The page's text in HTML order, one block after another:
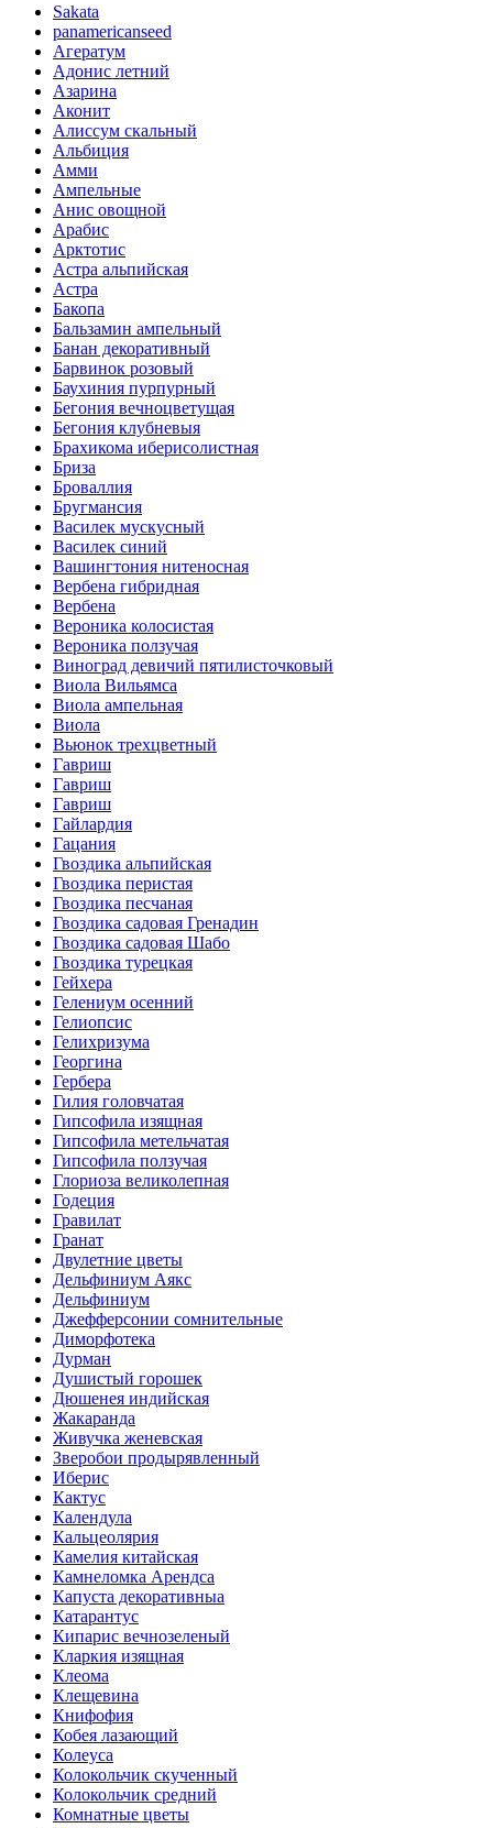
Sakata
panamericanseed
Агератум
Адонис летний
Азарина
Аконит
Алиссум скальный
Альбиция
Амми
Ампельные
Анис овощной
Арабис
Арктотис
Астра альпийская
Астра
Бакопа
Бальзамин ампельный
Банан декоративный
Барвинок розовый
Баухиния пурпурный
Бегония вечноцветущая
Бегония клубневыя
Брахикома иберисолистная
Бриза
Броваллия
Бругмансия
Василек мускусный
Василек синий
Вашингтония нитеносная
Вербена гибридная
Вербена
Вероника колосистая
Вероника ползучая
Виноград девичий пятилисточковый
Виола Вильямса
Виола ампельная
Виола
Вьюнок трехцветный
Гавриш
Гавриш
Гавриш
Гайлардия
Гацания
Гвоздика альпийская
Гвоздика перистая
Гвоздика песчаная
Гвоздика садовая Гренадин
Гвоздика садовая Шабо
Гвоздика турецкая
Гейхера
Гелениум осенний
Гелиопсис
Гелихризума
Георгина
Гербера
Гилия головчатая
Гипсофила изящная
Гипсофила метельчатая
Гипсофила ползучая
Глориоза великолепная
Годеция
Гравилат
Гранат
Двулетние цветы
Дельфиниум Аякс
Дельфиниум
Джефферсонии сомнительные
Диморфотека
Дурман
Душистый горошек
Дюшенея индийская
Жакаранда
Живучка женевская
Зверобои продырявленный
Иберис
Кактус
Календула
Кальцеолярия
Камелия китайская
Камнеломка Арендса
Капуста декоративныа
Катарантус
Кипарис вечнозеленый
Кларкия изящная
Клеома
Клещевина
Книфофия
Кобея лазающий
Колеуса
Колокольчик скученный
Колокольчик средний
Комнатные цветы